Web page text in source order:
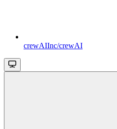
crewAIInc/crewAI